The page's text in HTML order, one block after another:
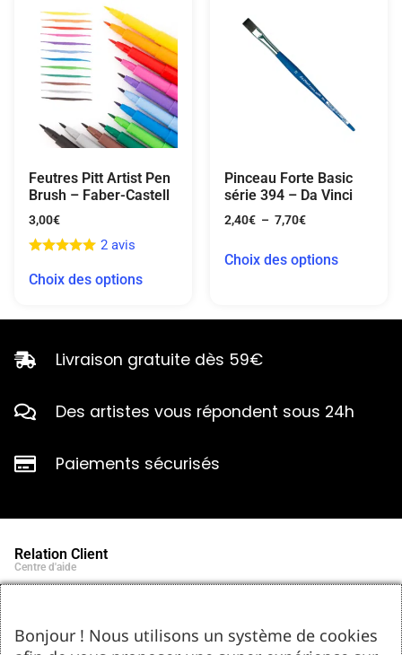
Feutres Pitt Artist Pen
Brush – Faber-Castell
3,00€
2 avis
Choix des options
Pinceau Forte Basic
série 394 – Da Vinci
2,40€ – 7,70€
Choix des options
Livraison gratuite dès 59€
Des artistes vous répondent sous 24h
Paiements sécurisés
Relation Client
Centre d'aide
Contact
Bonjour ! Nous utilisons un système de cookies